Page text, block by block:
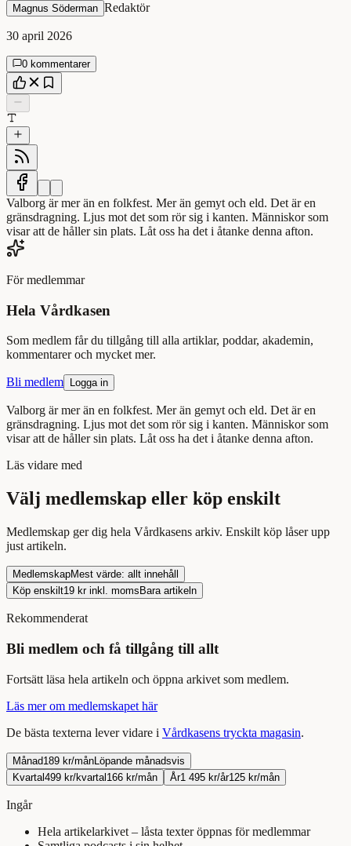
Magnus Söderman Redaktör
30 april 2026
0 kommentarer
Valborg är mer än en folkfest. Mer än gemyt och eld. Det är en
gränsdragning. Ljus mot det som rör sig i kanten. Människor som
visar att de håller sin plats. Låt oss ha det i åtanke denna afton.
För medlemmar
Hela Vårdkasen
Som medlem får du tillgång till alla artiklar, poddar, akademin,
kommentarer och mycket mer.
Bli medlem Logga in
Valborg är mer än en folkfest. Mer än gemyt och eld. Det är en
gränsdragning. Ljus mot det som rör sig i kanten. Människor som
visar att de håller sin plats. Låt oss ha det i åtanke denna afton.
Läs vidare med
Välj medlemskap eller köp enskilt
Medlemskap ger dig hela Vårdkasens arkiv. Enskilt köp låser upp
just artikeln.
MedlemskapMest värde: allt innehåll
Köp enskilt19 kr inkl. moms Bara artikeln
Rekommenderat
Bli medlem och få tillgång till allt
Fortsätt läsa hela artikeln och öppna arkivet som medlem.
Läs mer om medlemskapet här
De bästa texterna lever vidare i Vårdkasens tryckta magasin.
Månad189 kr/månLöpande månadsvis
Kvartal499 kr/kvartal166 kr/mån År1 495 kr/år125 kr/mån
Ingår
Hela artikelarkivet – låsta texter öppnas för medlemmar